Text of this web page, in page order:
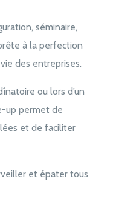
séminaire,
à la perfection
des entreprises.
ou lors d’un
up permet de
et de faciliter
et épater tous